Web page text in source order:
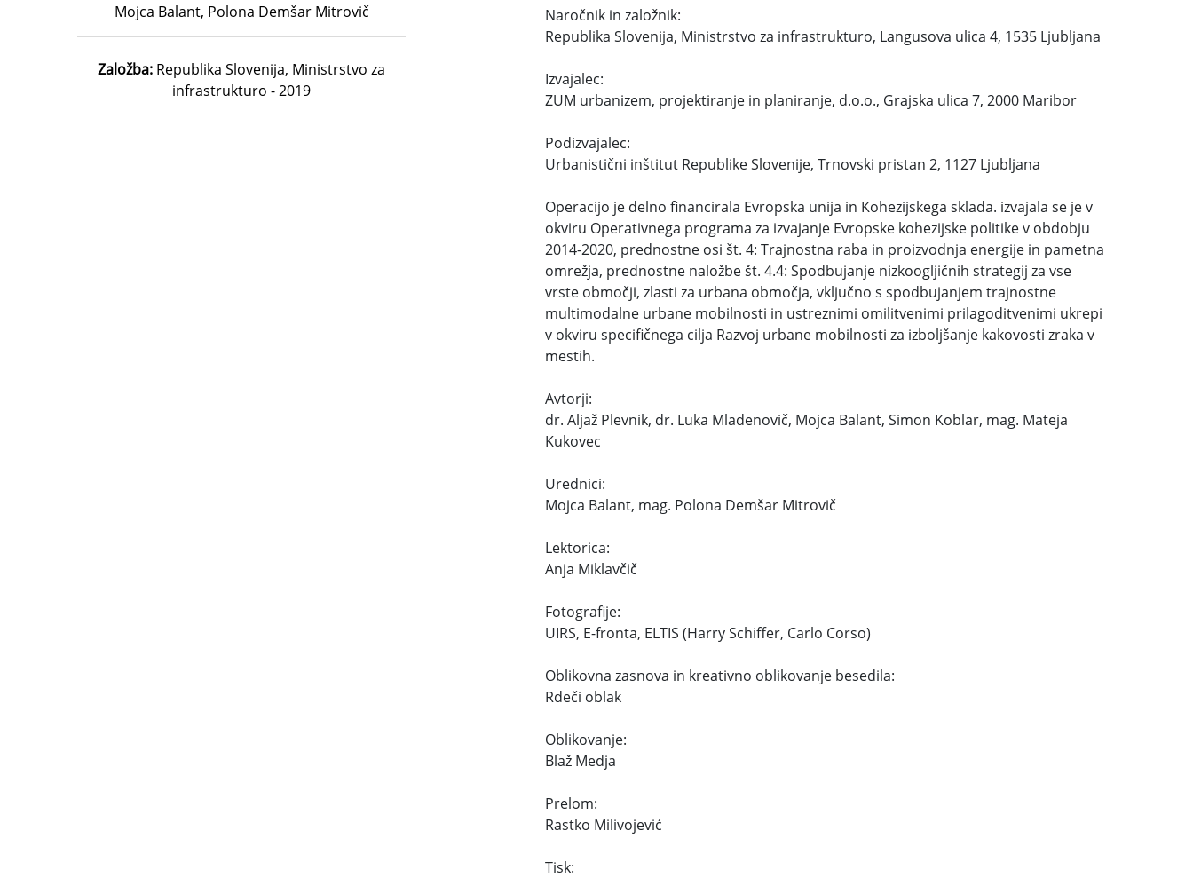
Mojca Balant, Polona Demšar Mitrovič
Založba: Republika Slovenija, Ministrstvo za
infrastrukturo - 2019
Naročnik in založnik:
Republika Slovenija, Ministrstvo za infrastrukturo, Langusova ulica 4, 1535 Ljubljana
Izvajalec:
ZUM urbanizem, projektiranje in planiranje, d.o.o., Grajska ulica 7, 2000 Maribor
Podizvajalec:
Urbanistični inštitut Republike Slovenije, Trnovski pristan 2, 1127 Ljubljana
Operacijo je delno financirala Evropska unija in Kohezijskega sklada. izvajala se je v
okviru Operativnega programa za izvajanje Evropske kohezijske politike v obdobju
2014-2020, prednostne osi št. 4: Trajnostna raba in proizvodnja energije in pametna
omrežja, prednostne naložbe št. 4.4: Spodbujanje nizkoogljičnih strategij za vse
vrste območji, zlasti za urbana območja, vključno s spodbujanjem trajnostne
multimodalne urbane mobilnosti in ustreznimi omilitvenimi prilagoditvenimi ukrepi
v okviru specifičnega cilja Razvoj urbane mobilnosti za izboljšanje kakovosti zraka v
mestih.
Avtorji:
dr. Aljaž Plevnik, dr. Luka Mladenovič, Mojca Balant, Simon Koblar, mag. Mateja
Kukovec
Urednici:
Mojca Balant, mag. Polona Demšar Mitrovič
Lektorica:
Anja Miklavčič
Fotografije:
UIRS, E-fronta, ELTIS (Harry Schiffer, Carlo Corso)
Oblikovna zasnova in kreativno oblikovanje besedila:
Rdeči oblak
Oblikovanje:
Blaž Medja
Prelom:
Rastko Milivojević
Tisk: